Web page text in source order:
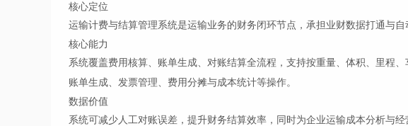
核心定位
运输计费与结算管理系统是运输业务的财务闭环节点，承担业财数据打通与自
核心能力
系统覆盖费用核算、账单生成、对账结算全流程，支持按重量、体积、里程
账单生成、发票管理、费用分摊与成本统计等操作。
数据价值
系统可减少人工对账误差，提升财务结算效率，同时为企业运输成本分析与经